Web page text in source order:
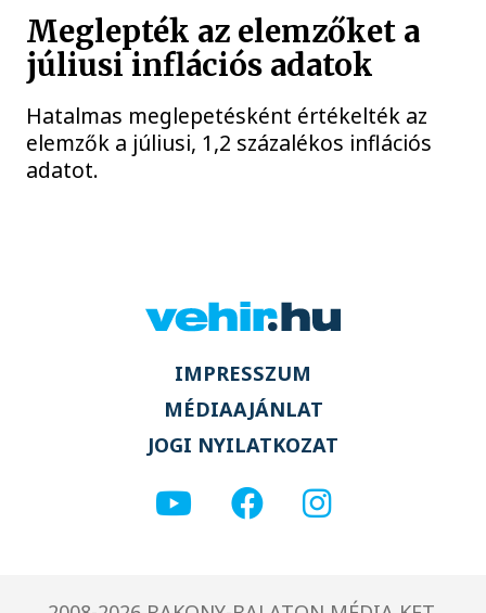
Meglepték az elemzőket a
júliusi inflációs adatok
Hatalmas meglepetésként értékelték az
elemzők a júliusi, 1,2 százalékos inflációs
adatot.
IMPRESSZUM
MÉDIAAJÁNLAT
JOGI NYILATKOZAT